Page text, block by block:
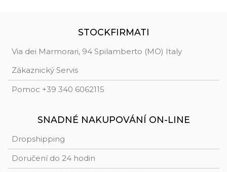
STOCKFIRMATI
Via dei Marmorari, 94 Spilamberto (MO) Italy
Zákaznický Servis
Pomoc +39 340 6062115
SNADNÉ NAKUPOVÁNÍ ON-LINE
Dropshipping
Doručení do 24 hodin